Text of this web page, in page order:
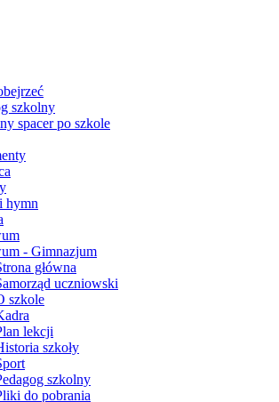
szkolny
spacer po szkole
hymn
- Gimnazjum
główna
uczniowski
szkole
lekcji
szkoły
szkolny
do pobrania